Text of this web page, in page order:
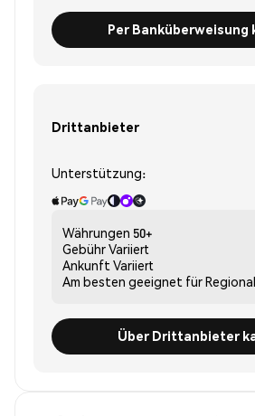
Per Banküberweisung
Drittanbieter
Unterstützung:
Währungen 50+
GebührVariiert
Ankunft Variiert
Am besten geeignet für
Über Drittanbieter